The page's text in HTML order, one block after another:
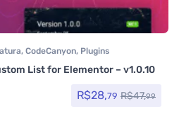
, CodeCanyon, Plugins
List for Elementor – v1.0.10
R$28,79 R$47,99